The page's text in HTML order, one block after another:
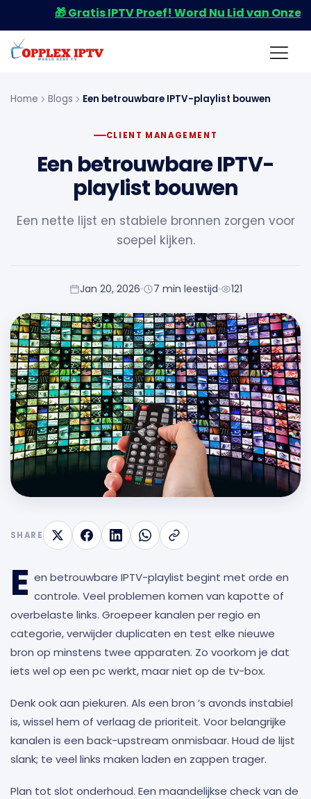
🎁 Gratis IPTV Proef! Word Nu Lid van Onze
Home Blogs Een betrouwbare IPTV-playlist bouwen
CLIENT MANAGEMENT
Een betrouwbare IPTV-
playlist bouwen
Een nette lijst en stabiele bronnen zorgen voor
soepel kijken.
Jan 20, 2026 7 min leestijd 121
SHARE
E en betrouwbare IPTV-playlist begint met orde en
controle. Veel problemen komen van kapotte of
overbelaste links. Groepeer kanalen per regio en
categorie, verwijder duplicaten en test elke nieuwe
bron op minstens twee apparaten. Zo voorkom je dat
iets wel op een pc werkt, maar niet op de tv-box.
Denk ook aan piekuren. Als een bron ’s avonds instabiel
is, wissel hem of verlaag de prioriteit. Voor belangrijke
kanalen is een back-upstream onmisbaar. Houd de lijst
slank; te veel links maken laden en zappen trager.
Plan tot slot onderhoud. Een maandelijkse check van de